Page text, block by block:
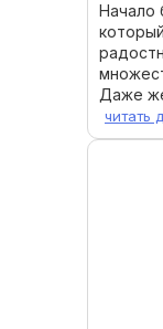
Начало
Даже
читать